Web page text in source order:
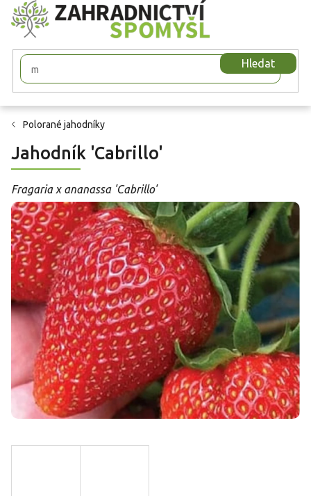
Přejít
na
obsah
Hledat
Polorané jahodníky
Jahodník 'Cabrillo'
Fragaria x ananassa 'Cabrillo'